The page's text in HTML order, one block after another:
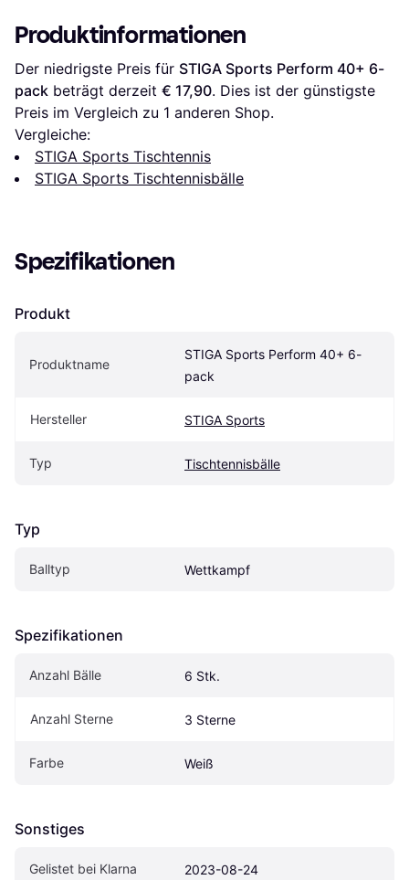
Produktinformationen
Der niedrigste Preis für STIGA Sports Perform 40+ 6-
pack beträgt derzeit € 17,90. Dies ist der günstigste
Preis im Vergleich zu 1 anderen Shop.
Vergleiche:
STIGA Sports Tischtennis
STIGA Sports Tischtennisbälle
Spezifikationen
Produkt
Produktname
STIGA Sports Perform 40+ 6-
pack
Hersteller STIGA Sports
Typ Tischtennisbälle
Typ
Balltyp Wettkampf
Spezifikationen
Anzahl Bälle 6 Stk.
Anzahl Sterne 3 Sterne
Farbe Weiß
Sonstiges
Gelistet bei Klarna 2023-08-24